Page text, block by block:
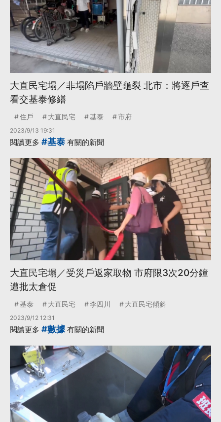
大直民宅塌／非塌陷戶牆壁龜裂 北市：將逐戶查
看交基泰修繕
住戶 大直民宅 基泰 市府
2023/9/13 19:31
閱讀更多 #基泰 有關的新聞
大直民宅塌／受災戶返家取物 市府限3次20分鐘
遭批太倉促
基泰 大直民宅 李四川 大直民宅傾斜
2023/9/12 12:31
閱讀更多 #數據 有關的新聞